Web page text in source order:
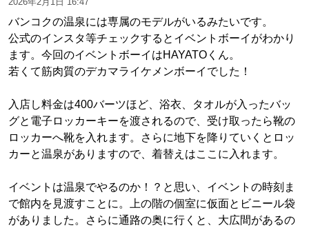
バンコクの温泉には専属のモデルがいるみたいです。
公式のインスタ等チェックするとイベントボーイがわかり
ます。今回のイベントボーイはHAYATOくん。
若くて筋肉質のデカマライケメンボーイでした！
入店し料金は400バーツほど、浴衣、タオルが入ったバッ
グと電子ロッカーキーを渡されるので、受け取ったら靴の
ロッカーへ靴を入れます。さらに地下を降りていくとロッ
カーと温泉がありますので、着替えはここに入れます。
イベントは温泉でやるのか！？と思い、イベントの時刻ま
で館内を見渡すことに。上の階の個室に仮面とビニール袋
がありました。さらに通路の奥に行くと、大広間があるの